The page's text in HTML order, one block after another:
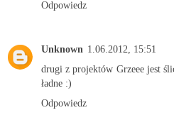
Odpowiedz
Unknown 1.06.2012, 15:51
drugi z projektów Grzeee jest
ładne :)
Odpowiedz